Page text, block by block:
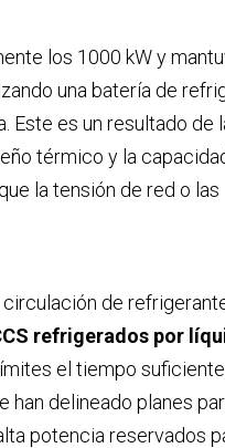
los 1000 kW y
una batería de
Este es un resultado de
térmico y la
la tensión de red o las
de
refrigerados por
el tiempo
delineado planes
potencia reservados